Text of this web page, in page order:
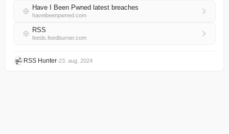
Have I Been Pwned latest breaches
haveibeenpwned.com
RSS
feeds.feedburner.com
RSS Hunter•23. aug. 2024